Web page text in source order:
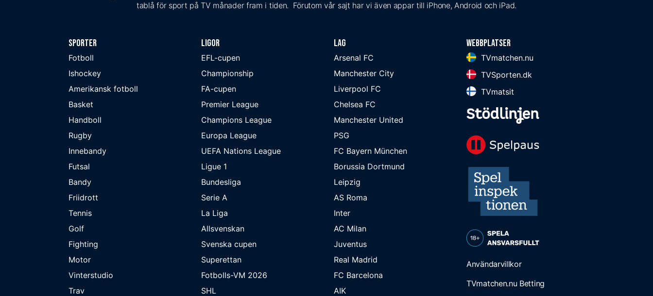
tablå för sport på TV månader fram i tiden. Förutom vår sajt har vi även appar till iPhone, Android och iPad.
Sporter
Fotboll
Ishockey
Amerikansk fotboll
Basket
Handboll
Rugby
Innebandy
Futsal
Bandy
Friidrott
Tennis
Golf
Fighting
Motor
Vinterstudio
Trav
Ligor
EFL-cupen
Championship
FA-cupen
Premier League
Champions League
Europa League
UEFA Nations League
Ligue 1
Bundesliga
Serie A
La Liga
Allsvenskan
Svenska cupen
Superettan
Fotbolls-VM 2026
SHL
Lag
Arsenal FC
Manchester City
Liverpool FC
Chelsea FC
Manchester United
PSG
FC Bayern München
Borussia Dortmund
Leipzig
AS Roma
Inter
AC Milan
Juventus
Real Madrid
FC Barcelona
AIK
Webbplatser
TVmatchen.nu
TVSporten.dk
TVmatsit
Användarvillkor
TVmatchen.nu Betting